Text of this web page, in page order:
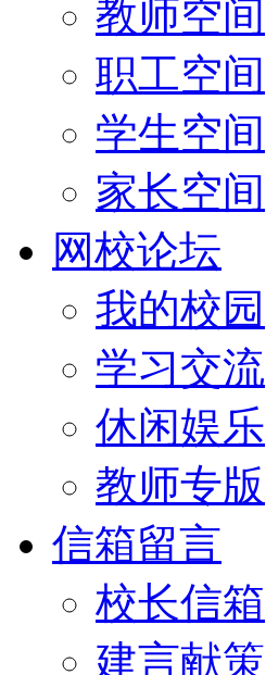
教师空间
职工空间
学生空间
家长空间
网校论坛
我的校园
学习交流
休闲娱乐
教师专版
信箱留言
校长信箱
建言献策